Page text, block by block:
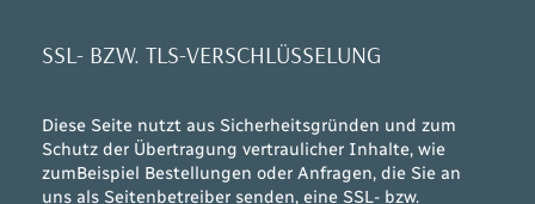
SSL- BZW. TLS-VERSCHLÜSSELUNG
Diese Seite nutzt aus Sicherheitsgründen und zum
Schutz der Übertragung vertraulicher Inhalte, wie
zumBeispiel Bestellungen oder Anfragen, die Sie an
uns als Seitenbetreiber senden, eine SSL- bzw.